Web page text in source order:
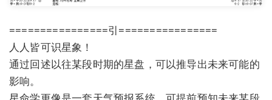
================引================
人人皆可识星象！
通过回述以往某段时期的星盘，可以推导出未来可能的
影响。